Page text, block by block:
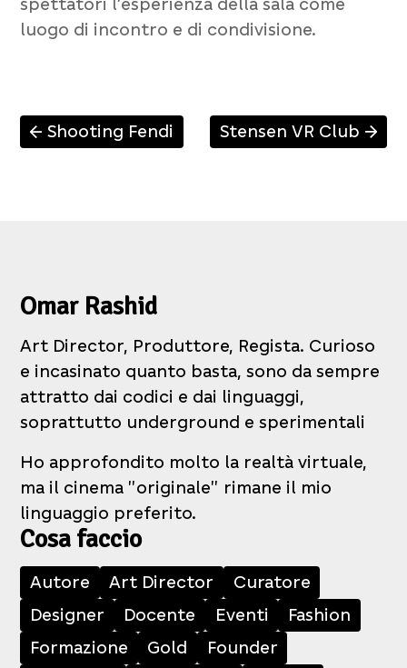
luogo di incontro e di condivisione.
↑ Shooting Fendi Stensen VR Club ↑
Omar Rashid
Art Director, Produttore, Regista. Curioso
e incasinato quanto basta, sono da sempre
attratto dai codici e dai linguaggi,
soprattutto underground e sperimentali
Ho approfondito molto la realtà virtuale,
ma il cinema "originale" rimane il mio
linguaggio preferito.
Cosa faccio
Autore Art Director
Curatore
Designer
Docente Eventi
Fashion
Formazione
Gold
Founder